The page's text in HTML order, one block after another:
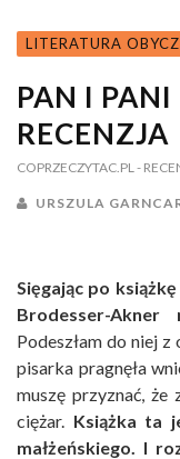
LITERATURA
PAN I
RECENZJA
COPRZECZYTAC.PL -
URSZULA
Sięgając po książkę
Brodesser-
Podeszłam do niej
pisarka pragnęła
muszę przyznać,
ciężar. Książka ta
małżeńskiego. I